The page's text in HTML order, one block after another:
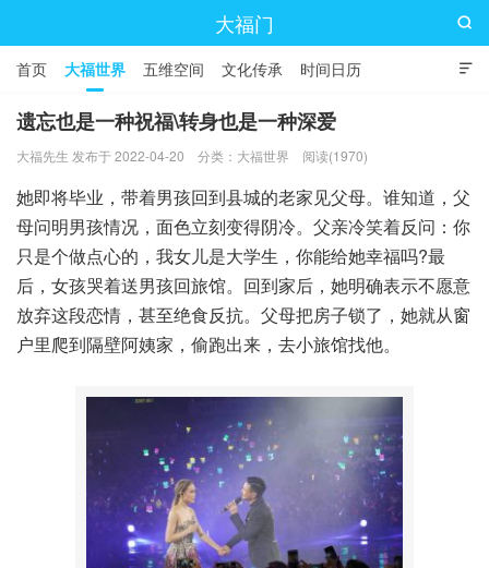
大福门

首页 大福世界 五维空间 文化传承 时间日历

遗忘也是一种祝福\转身也是一种深爱
大福先生 发布于 2022-04-20 分类： 大福世界 阅读(1970)
她即将毕业，带着男孩回到县城的老家见父母。谁知道，父
母问明男孩情况，面色立刻变得阴冷。父亲冷笑着反问：你
只是个做点心的，我女儿是大学生，你能给她幸福吗?最
后，女孩哭着送男孩回旅馆。回到家后，她明确表示不愿意
放弃这段恋情，甚至绝食反抗。父母把房子锁了，她就从窗
户里爬到隔壁阿姨家，偷跑出来，去小旅馆找他。